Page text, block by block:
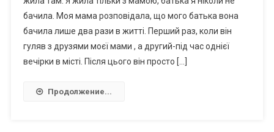
бачила. Моя мама розповідала, що мого батька вона
бачила лише два рази в житті. Перший раз, коли він
гуляв з друзями моєї мами , а другий-під час однієї
вечірки в місті. Після цього він просто […]
Продолжение...